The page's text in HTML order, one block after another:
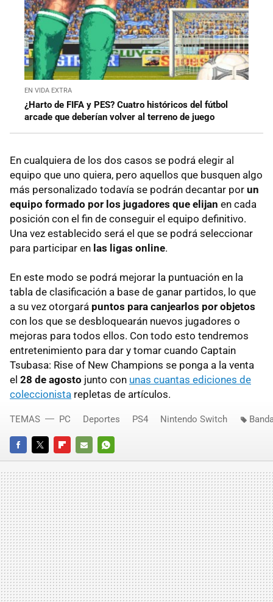
EN VIDA EXTRA
¿Harto de FIFA y PES? Cuatro históricos del fútbol
arcade que deberían volver al terreno de juego
En cualquiera de los dos casos se podrá elegir al
equipo que uno quiera, pero aquellos que busquen algo
más personalizado todavía se podrán decantar por un
equipo formado por los jugadores que elijan en cada
posición con el fin de conseguir el equipo definitivo.
Una vez establecido será el que se podrá seleccionar
para participar en las ligas online.
En este modo se podrá mejorar la puntuación en la
tabla de clasificación a base de ganar partidos, lo que
a su vez otorgará puntos para canjearlos por objetos
con los que se desbloquearán nuevos jugadores o
mejoras para todos ellos. Con todo esto tendremos
entretenimiento para dar y tomar cuando Captain
Tsubasa: Rise of New Champions se ponga a la venta
el 28 de agosto junto con unas cuantas ediciones de
coleccionista repletas de artículos.
FACEBOOKTWITTERFLIPBOARD
E-
MAIL
WHATSAPP
TEMAS PC Deportes PS4 Nintendo Switch